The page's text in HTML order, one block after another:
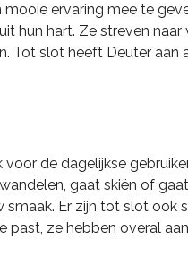
ervaring mee te
hun hart. Ze streven naar
Tot slot heeft Deuter aan
de dagelijkse
gaat skiën of
smaak. Er zijn tot slot ook
past, ze hebben overal